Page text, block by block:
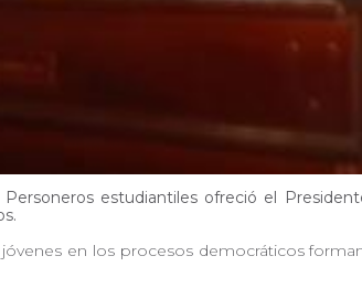
estudiantiles ofreció el
en los procesos democráticos